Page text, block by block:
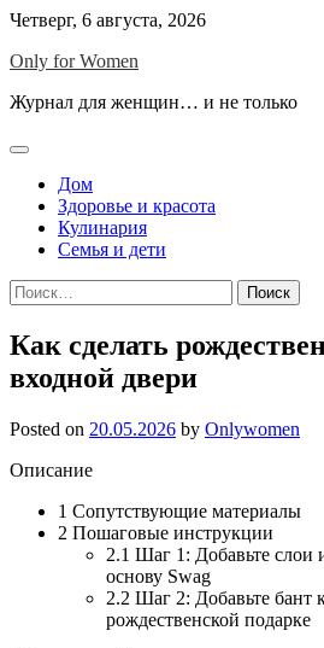
Skip
content
Четверг, 6 августа, 2026
Only for Women
Журнал для женщин… и не только
Дом
Здоровье и красота
Кулинария
Семья и дети
Найти:
Как сделать
входной двери
Posted on 20.05.2026 by Onlywomen
Описание
1 Сопутствующие материалы
2 Пошаговые инструкции
2.1 Шаг 1: Добавьте слои
основу Swag
2.2 Шаг 2: Добавьте бант
рождественской подарке